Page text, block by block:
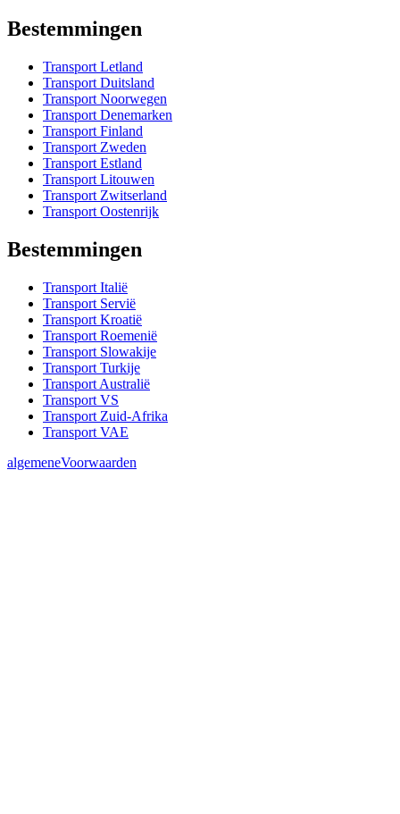
Bestemmingen
Transport Letland
Transport Duitsland
Transport Noorwegen
Transport Denemarken
Transport Finland
Transport Zweden
Transport Estland
Transport Litouwen
Transport Zwitserland
Transport Oostenrijk
Bestemmingen
Transport Italië
Transport Servië
Transport Kroatië
Transport Roemenië
Transport Slowakije
Transport Turkije
Transport Australië
Transport VS
Transport Zuid-Afrika
Transport VAE
algemeneVoorwaarden